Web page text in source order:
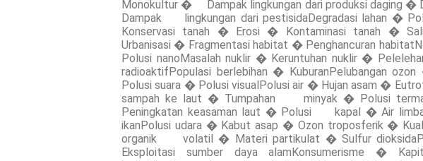
Monokultur � Dampak lingkungan dari produksi daging �
Dampak lingkungan dari pestisidaDegradasi lahan �
Konservasi tanah � Erosi � Kontaminasi tanah �
Urbanisasi � Fragmentasi habitat � Penghancuran
Polusi nanoMasalah nuklir � Keruntuhan nuklir �
radioaktifPopulasi berlebihan � KuburanPelubangan
Polusi suara � Polusi visualPolusi air � Hujan asam �
sampah ke laut � Tumpahan minyak � Polusi
Peningkatan keasaman laut � Polusi kapal � Air
ikanPolusi udara � Kabut asap � Ozon troposferik �
organik volatil � Materi partikulat � Sulfur
Eksploitasi sumber daya alamKonsumerisme �